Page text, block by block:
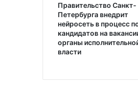
Правительство Санкт-
Петербурга внедрит
нейросеть в процесс
кандидатов на
органы
власти